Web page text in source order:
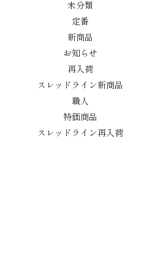
未分類
定番
新商品
お知らせ
再入荷
スレッドライン新商品
職人
特価商品
スレッドライン再入荷